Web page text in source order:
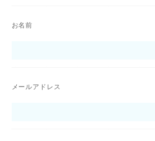
お名前
メールアドレス